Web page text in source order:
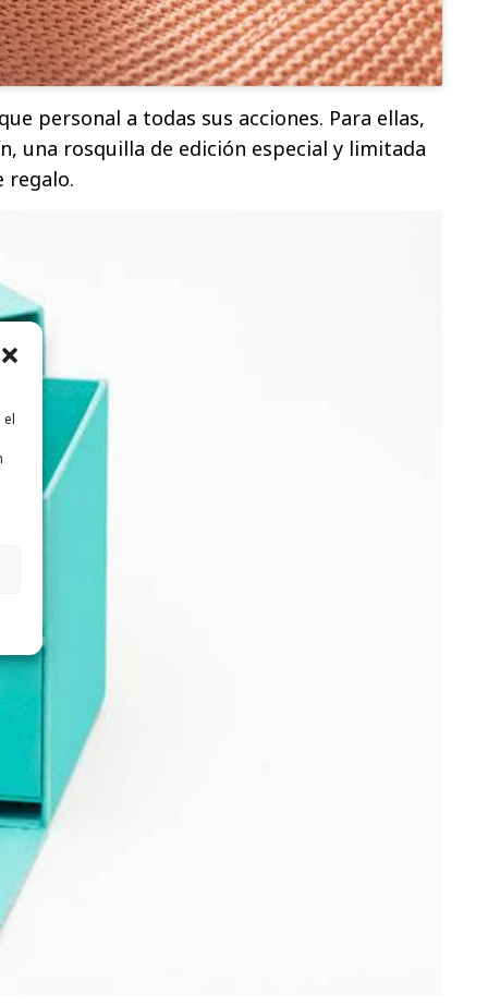
el
personal a todas sus acciones. Para ellas,
una rosquilla de edición especial y limitada
regalo.